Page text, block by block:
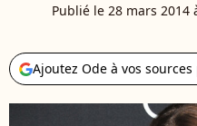
Publié le 28 mars 2014
Ajoutez Ode à vos